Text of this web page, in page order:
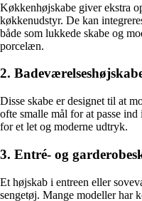
Køkkenhøjskabe giver ekstra
køkkenudstyr. De kan
både som lukkede skabe og
porcelæn.
2.
Disse skabe er designet til at
ofte smalle mål for at passe
for et let og moderne udtryk.
3. Entré- og
Et højskab i entreen eller
sengetøj. Mange modeller har